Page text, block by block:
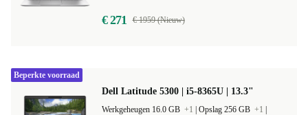
€ 271 € 1959 (Nieuw)
Dell Latitude 5300 | i5-8365U | 13.3"
Werkgeheugen 16.0 GB +1 Opslag 256 GB +1
Beperkte voorraad